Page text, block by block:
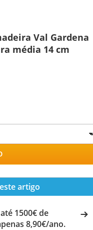
Val Gardena
média 14 cm
artigo
1500€ de
8,90€/ano.